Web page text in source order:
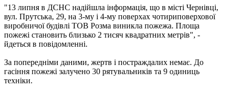
"13 липня в ДСНС надійшла інформація, що в місті Чернівці,
вул. Прутська, 29, на 3-му і 4-му поверхах чотириповерхової
виробничої будівлі ТОВ Розма виникла пожежа. Площа
пожежі становить близько 2 тисяч квадратних метрів", -
йдеться в повідомленні.
За попередніми даними, жертв і постраждалих немає. До
гасіння пожежі залучено 30 рятувальників та 9 одиниць
техніки.